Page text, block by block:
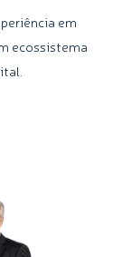
em
ecossistema